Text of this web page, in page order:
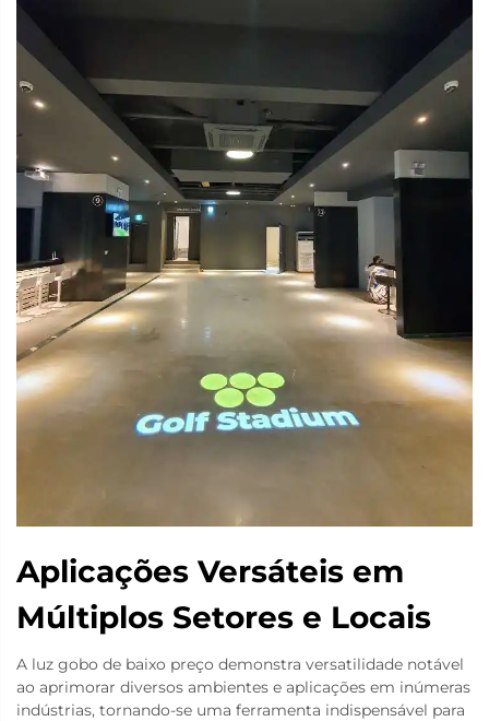
Aplicações Versáteis em
Múltiplos Setores e Locais
A luz gobo de baixo preço demonstra versatilidade notável
ao aprimorar diversos ambientes e aplicações em inúmeras
indústrias, tornando-se uma ferramenta indispensável para